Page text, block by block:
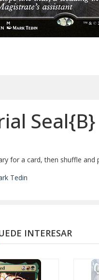
Seal{B}
for a card, then shuffle
Tedin
INTERESAR